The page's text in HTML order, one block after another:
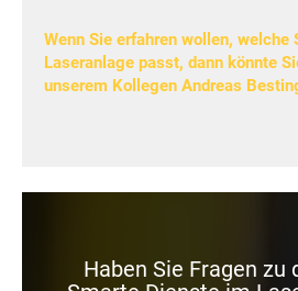
Wenn Sie erfahren wollen, welche
Laseranlage passt, dann könnte
unserem Kollegen Andreas
Haben Sie Fragen zu